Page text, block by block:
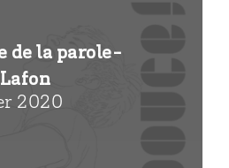
de la parole-
2020